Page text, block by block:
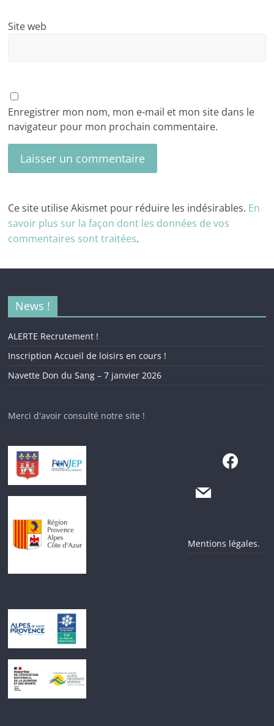
Site web
Enregistrer mon nom, mon e-mail et mon site dans le
navigateur pour mon prochain commentaire.
Ce site utilise Akismet pour réduire les indésirables. En
savoir plus sur la façon dont les données de vos
commentaires sont traitées.
News !
ALERTE Recrutement !
Inscription Accueil de loisirs en cours !
Navette Don du Sang – 7 janvier 2026
Merci d'avoir consulté notre site !
Mentions légales.